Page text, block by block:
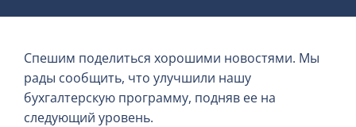
Спешим поделиться хорошими новостями. Мы
рады сообщить, что улучшили нашу
бухгалтерскую программу, подняв ее на
следующий уровень.